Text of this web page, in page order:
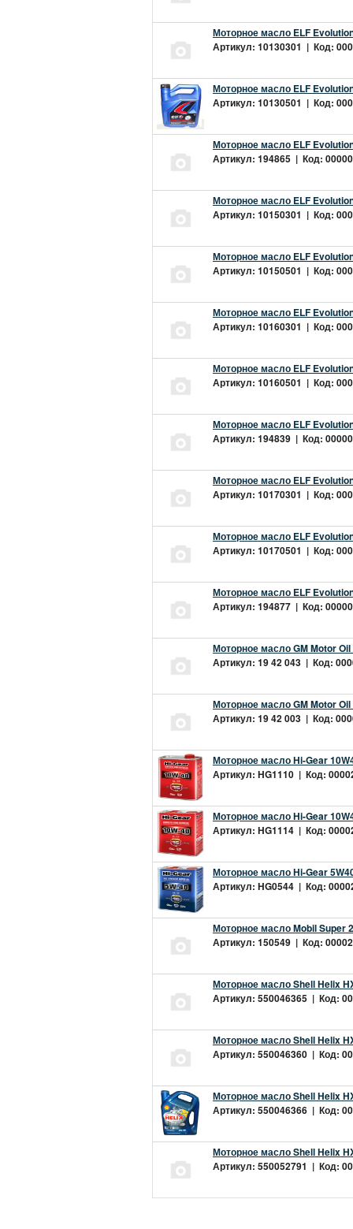
Моторное масло ELF
Артикул: 10130301 | Код:
Моторное масло ELF
Артикул: 10130501 | Код:
Моторное масло ELF
Артикул: 194865 | Код:
Моторное масло ELF
Артикул: 10150301 | Код:
Моторное масло ELF
Артикул: 10150501 | Код:
Моторное масло ELF
Артикул: 10160301 | Код:
Моторное масло ELF
Артикул: 10160501 | Код:
Моторное масло ELF
Артикул: 194839 | Код:
Моторное масло ELF
Артикул: 10170301 | Код:
Моторное масло ELF
Артикул: 10170501 | Код:
Моторное масло ELF
Артикул: 194877 | Код:
Моторное масло GM Motor Oil
Артикул: 19 42 043 | Код:
Моторное масло GM Motor
Артикул: 19 42 003 | Код:
Моторное масло Hi-Gear
Артикул: HG1110 | Код:
Моторное масло Hi-Gear
Артикул: HG1114 | Код:
Моторное масло Hi-Gear
Артикул: HG0544 | Код:
Моторное масло Mobil Super
Артикул: 150549 | Код:
Моторное масло Shell Helix
Артикул: 550046365 | Код:
Моторное масло Shell Helix
Артикул: 550046360 | Код:
Моторное масло Shell Helix
Артикул: 550046366 | Код:
Моторное масло Shell Helix
Артикул: 550052791 | Код: